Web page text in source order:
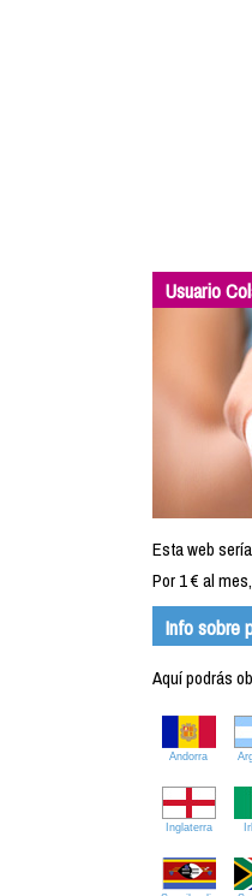
Usuario
Esta web
Por 1 € al
Info sobre
Aquí podrás
Andorra
Inglaterra